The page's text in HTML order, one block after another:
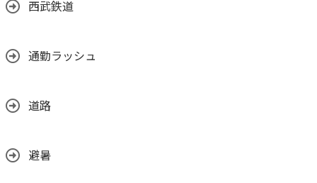
西武鉄道
通勤ラッシュ
道路
避暑